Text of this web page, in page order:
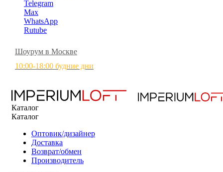
Telegram
Max
WhatsApp
Rutube
Шоурум в Москве
10:00-18:00 будние дни
Каталог
Каталог
Оптовик/дизайнер
Доставка
Возврат/обмен
Производитель